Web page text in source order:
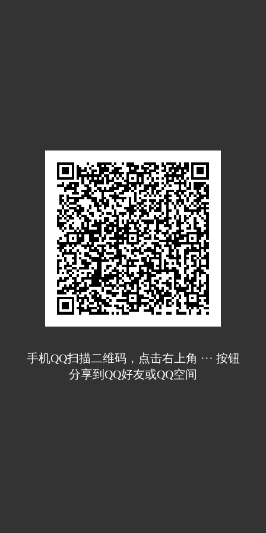
手机QQ扫描二维码，点击右上角 ··· 按钮
分享到QQ好友或QQ空间